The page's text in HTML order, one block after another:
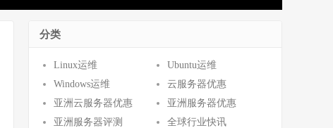
分类
Linux运维
Ubuntu运维
Windows运维
云服务器优惠
亚洲云服务器优惠
亚洲服务器优惠
亚洲服务器评测
全球行业快讯